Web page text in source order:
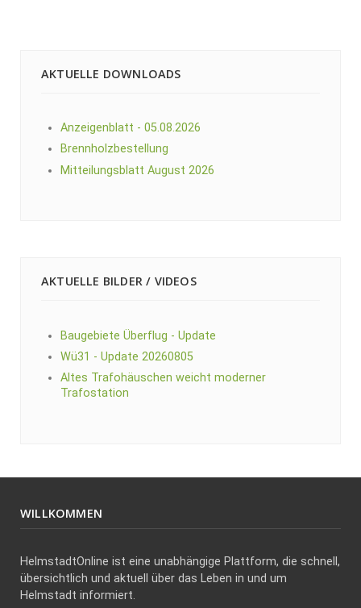
AKTUELLE DOWNLOADS
Anzeigenblatt - 05.08.2026
Brennholzbestellung
Mitteilungsblatt August 2026
AKTUELLE BILDER / VIDEOS
Baugebiete Überflug - Update
Wü31 - Update 20260805
Altes Trafohäuschen weicht moderner
Trafostation
WILLKOMMEN
HelmstadtOnline ist eine unabhängige Plattform, die schnell,
übersichtlich und aktuell über das Leben in und um
Helmstadt informiert.